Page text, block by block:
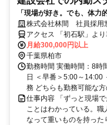
「現場が好き。でも、体
の現場経験、これからは「
株式会社林間 社員採用
アクセス 「初石駅」よ
月給300,000円以上
千葉県柏市
勤務時間 実働時間：8時
日 ＜早番＞5:00～
務 どちらも勤務可能な
仕事内容 「ずっと現場
ことはわかっている。
なって重いものを持った